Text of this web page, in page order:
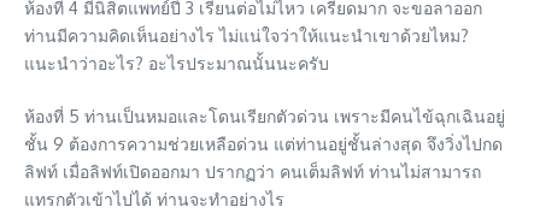
ห้องที่ 4 มีนิสิตแพทย์ปี 3 เรียนต่อไม่ไหว เครียดมาก จะขอลาออก
ท่านมีความคิดเห็นอย่างไร ไม่แน่ใจว่าให้แนะนำเขาด้วยไหม?
แนะนำว่าอะไร? อะไรประมาณนั้นนะครับ
ห้องที่ 5 ท่านเป็นหมอและโดนเรียกตัวด่วน เพราะมีคนไข้ฉุกเฉินอยู่
ชั้น 9 ต้องการความช่วยเหลือด่วน แต่ท่านอยู่ชั้นล่างสุด จึงวิ่งไปกด
ลิฟท์ เมื่อลิฟท์เปิดออกมา ปรากฏว่า คนเต็มลิฟท์ ท่านไม่สามารถ
แทรกตัวเข้าไปได้ ท่านจะทำอย่างไร